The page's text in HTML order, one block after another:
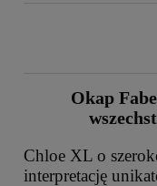
Okap
Chloe XL o
interpretację